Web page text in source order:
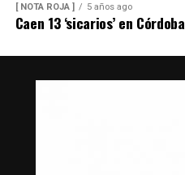
[ NOTA ROJA ] 5 años ago
Caen 13 ‘sicarios’ en Córdoba